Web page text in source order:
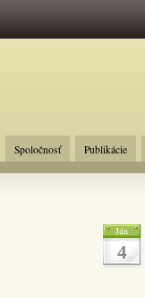
Spoločnosť Publikácie
Jún
4